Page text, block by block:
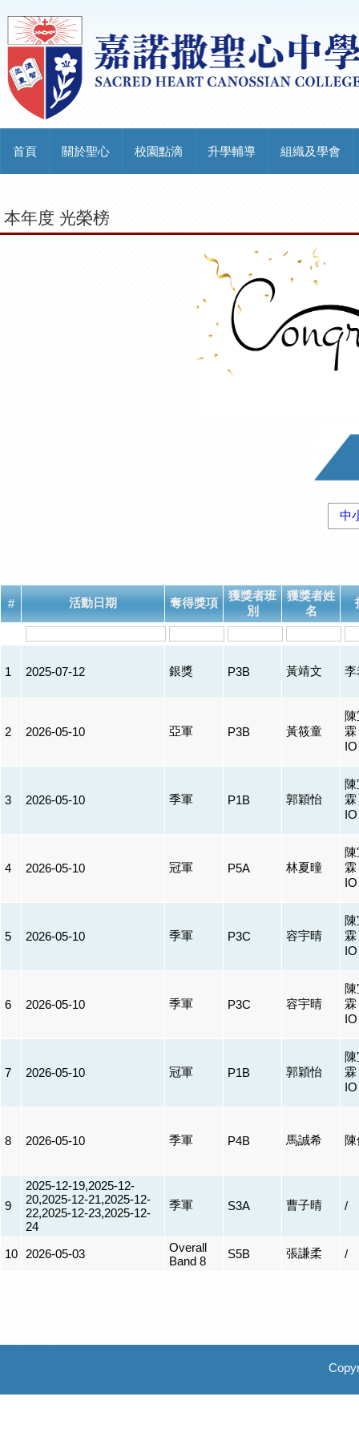
首頁 關於聖心 校園點滴 升學輔導 組織及學會
本年度 光榮榜
中
# 活動日期 奪得獎項
獲獎者班
別
獲獎者姓
名
1 2025-07-12 銀獎 P3B 黃靖文 李
2 2026-05-10 亞軍 P3B 黃筱童
3 2026-05-10 季軍 P1B 郭穎怡
4 2026-05-10 冠軍 P5A 林夏曈
5 2026-05-10 季軍 P3C 容宇晴
6 2026-05-10 季軍 P3C 容宇晴
7 2026-05-10 冠軍 P1B 郭穎怡
8 2026-05-10 季軍 P4B 馬誠希
9
2025-12-19,2025-12-
20,2025-12-21,2025-12-
22,2025-12-23,2025-12-
24
季軍 S3A 曹子晴 /
10 2026-05-03
Overall
Band 8
S5B 張謙柔 /